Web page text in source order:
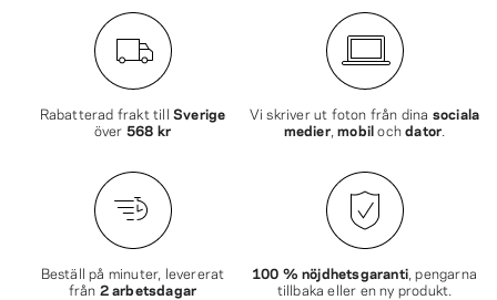
Rabatterad frakt till Sverige
över 568 kr
Vi skriver ut foton från dina sociala
medier,mobilochdator
Beställ på minuter, levererat
från 2 arbetsdagar
100 % nöjdhetsgaranti , pengarna
tillbaka eller en ny produkt.